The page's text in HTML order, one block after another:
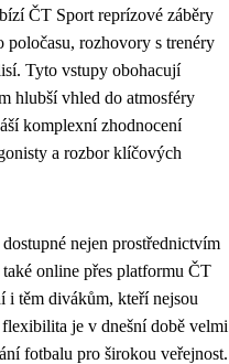
ČT Sport reprízové záběry
rozhovory s trenéry
Tyto vstupy obohacují
hlubší vhled do atmosféry
komplexní zhodnocení
a rozbor klíčových
nejen prostřednictvím
online přes platformu ČT
i těm divákům, kteří nejsou
je v dnešní době velmi
fotbalu pro širokou veřejnost.